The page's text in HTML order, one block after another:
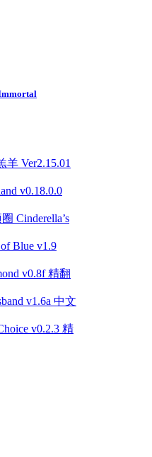
Ver2.15.01
v0.18.0.0
Cinderella’s
Blue v1.9
v0.8f 精翻
v1.6a 中文
v0.2.3 精